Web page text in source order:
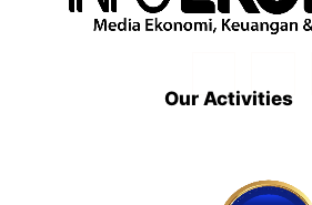
Our Activities